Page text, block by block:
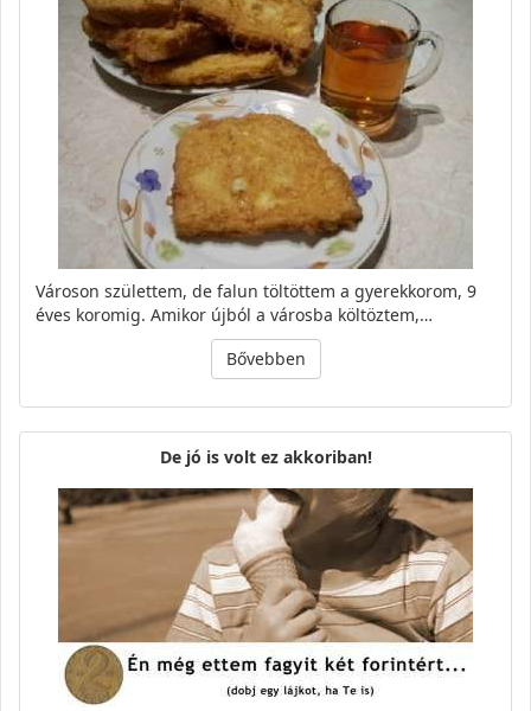
Városon születtem, de falun töltöttem a gyerekkorom, 9
éves koromig. Amikor újból a városba költöztem,…
Bővebben
De jó is volt ez akkoriban!